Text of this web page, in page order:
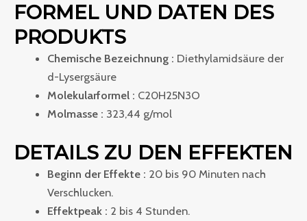
FORMEL UND DATEN DES
PRODUKTS
Chemische Bezeichnung : Diethylamidsäure der
d-Lysergsäure
Molekularformel : C20H25N3O
Molmasse : 323,44 g/mol
DETAILS ZU DEN EFFEKTEN
Beginn der Effekte : 20 bis 90 Minuten nach
Verschlucken.
Effektpeak : 2 bis 4 Stunden.